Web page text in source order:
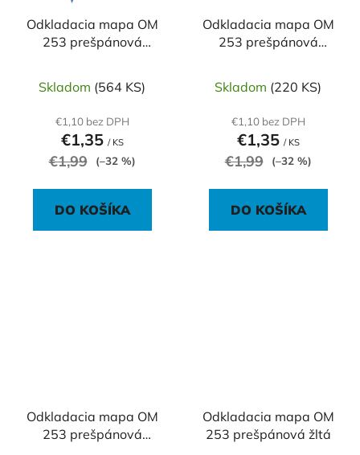
Odkladacia mapa OM
253 prešpánová
Skladom (564 KS)
€1,10 bez DPH
€1,35 / KS
€1,99 (–32 %)
DO KOŠÍKA
Odkladacia mapa OM
253 prešpánová
Skladom (220 KS)
€1,10 bez DPH
€1,35 / KS
€1,99 (–32 %)
DO KOŠÍKA
Odkladacia mapa OM
253 prešpánová
Odkladacia mapa OM
253 prešpánová žltá